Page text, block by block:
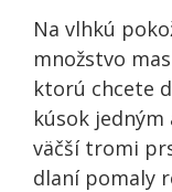
Na vlhkú
množstvo
ktorú chcete
kúsok
väčší tromi
dlaní pomaly